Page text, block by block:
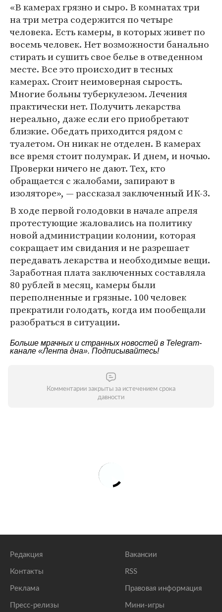
«В камерах грязно и сыро. В комнатах три
на три метра содержится по четыре
человека. Есть камеры, в которых живет по
восемь человек. Нет возможности банально
стирать и сушить свое белье в отведенном
месте. Все это происходит в тесных
камерах. Стоит неимоверная сырость.
Многие больны туберкулезом. Лечения
практически нет. Получить лекарства
нереально, даже если его приобретают
близкие. Обедать приходится рядом с
туалетом. Он никак не отделен. В камерах
все время стоит полумрак. И днем, и ночью.
Проверки ничего не дают. Тех, кто
обращается с жалобами, запирают в
изоляторе», — рассказал заключенный ИК-3.
В ходе первой голодовки в начале апреля
протестующие жаловались на политику
новой администрации колонии, которая
сокращает им свидания и не разрешает
передавать лекарства и необходимые вещи.
Заработная плата заключенных составляла
80 рублей в месяц, камеры были
переполненные и грязные. 100 человек
прекратили голодать, когда им пообещали
разобраться в ситуации.
Больше мрачных и странных новостей в Telegram-
канале «Лента дна». Подписывайтесь!
Комментарии закрыты за истечением срока
давности
Редакция
Контакты
Реклама
Пресс-релизы
Вакансии
RSS
Правовая информация
Мини-игры